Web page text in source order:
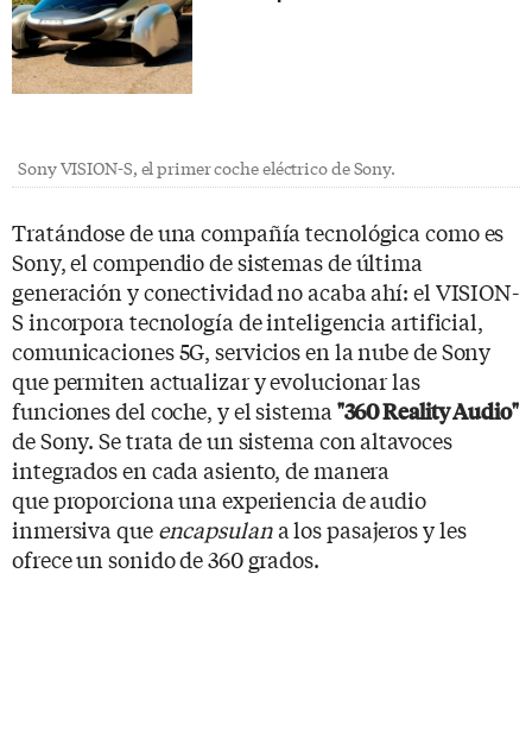
Sony VISION-S, el primer coche eléctrico de Sony.
Tratándose de una compañía tecnológica como es
Sony, el compendio de sistemas de última
generación y conectividad no acaba ahí: el VISION-
S incorpora tecnología de inteligencia artificial,
comunicaciones 5G, servicios en la nube de Sony
que permiten actualizar y evolucionar las
funciones del coche, y el sistema "360 Reality Audio"
de Sony. Se trata de un sistema con altavoces
integrados en cada asiento, de manera
que proporciona una experiencia de audio
inmersiva queencapsulana los pasajeros y les
ofrece un sonido de 360 grados.